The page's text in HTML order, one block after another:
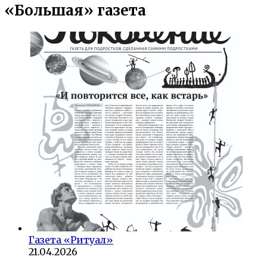
«Большая» газета
Газета «Ритуал»
21.04.2026